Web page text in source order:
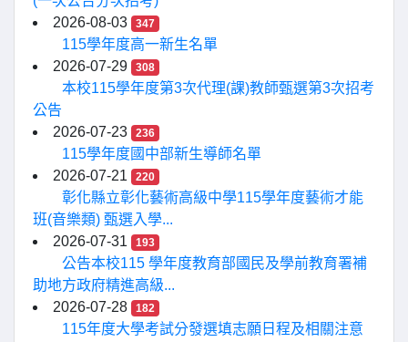
2026-08-03
347
115學年度高一新生名單
2026-07-29
308
本校115學年度第3次代理(課)教師甄選第3次招考
公告
2026-07-23
236
115學年度國中部新生導師名單
2026-07-21
220
彰化縣立彰化藝術高級中學115學年度藝術才能
班(音樂類) 甄選入學...
2026-07-31
193
公告本校115 學年度教育部國民及學前教育署補
助地方政府精進高級...
2026-07-28
182
115年度大學考試分發選填志願日程及相關注意